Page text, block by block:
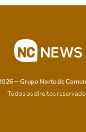
— Grupo Norte de
Todos os direitos